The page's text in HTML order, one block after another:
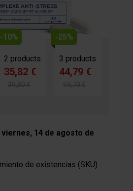
-10%
2 products
35,82 €
39,80 €
-25%
3 products
44,79 €
59,70 €
viernes, 14 de agosto de
de existencias (SKU) :